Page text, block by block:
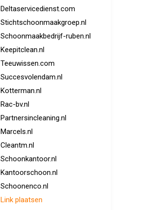
Deltaservicedienst.com
Stichtschoonmaakgroep.nl
Schoonmaakbedrijf-ruben.nl
Keepitclean.nl
Teeuwissen.com
Succesvolendam.nl
Kotterman.nl
Rac-bv.nl
Partnersincleaning.nl
Marcels.nl
Cleantm.nl
Schoonkantoor.nl
Kantoorschoon.nl
Schoonenco.nl
Link plaatsen